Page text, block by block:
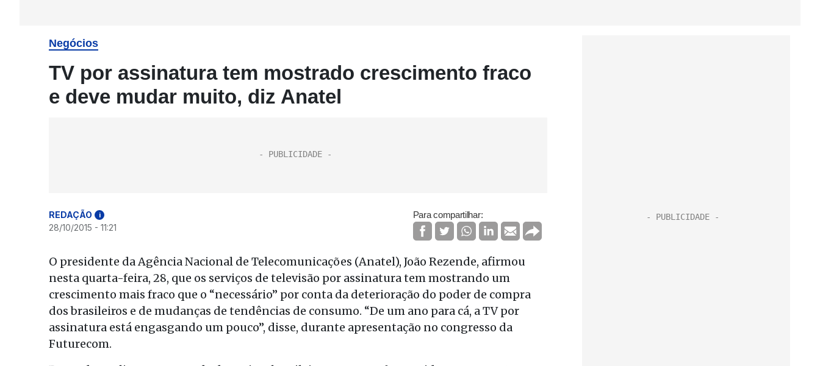
Negócios
TV por assinatura tem mostrado crescimento fraco
e deve mudar muito, diz Anatel
REDAÇÃO i
28/10/2015 - 11:21
Para compartilhar:
O presidente da Agência Nacional de Telecomunicações (Anatel), João Rezende, afirmou
nesta quarta-feira, 28, que os serviços de televisão por assinatura tem mostrando um
crescimento mais fraco que o “necessário” por conta da deterioração do poder de compra
dos brasileiros e de mudanças de tendências de consumo. “De um ano para cá, a TV por
assinatura está engasgando um pouco”, disse, durante apresentação no congresso da
Futurecom.